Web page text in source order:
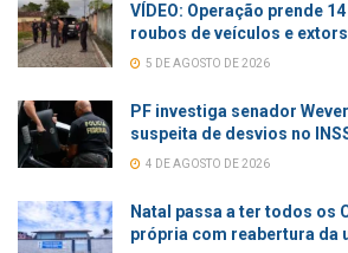
VÍDEO: Operação prende
roubos de veículos e
5 DE AGOSTO DE 2026
PF investiga senador
suspeita de desvios no
4 DE AGOSTO DE 2026
Natal passa a ter todos os
própria com reabertura da